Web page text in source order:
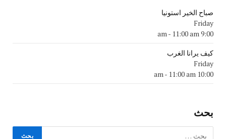
صباح الخير استونيا
Friday
9:00 am
- 11:00 am
كيف يرانا الغرب
Friday
10:00 am
- 11:00 am
بحث